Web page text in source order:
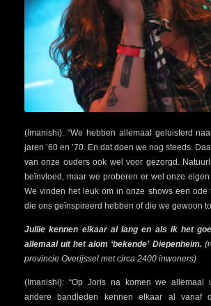
(Imanishi): “We hebben allemaal geluisterd
jaren ’60 en ’70. En dat doen we nog steeds.
van onze ouders ook wel voor gezorgd.
beïnvloed, maar we proberen er wel onze
We vinden het leuk om in onze shows een ode
die ons geïnspireerd hebben of die we gewoon
Jullie kennen elkaar al lang en als ik het
allemaal uit het alom ‘bekende’ Diepenheim.
provincie Overijssel met circa 2400 inwoners)
(Imanishi): “Op Joris na komen we allemaal
andere bandleden kennen elkaar al vanaf